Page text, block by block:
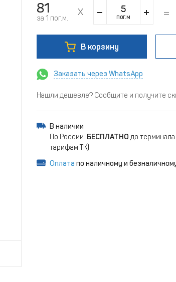
81
за 1 пог.м. пог.м
В корзину
Заказать через WhatsApp
Нашли дешевле? Сообщите и получите
В наличии
По России: БЕСПЛАТНО до
тарифам ТК)
Оплата по наличному и